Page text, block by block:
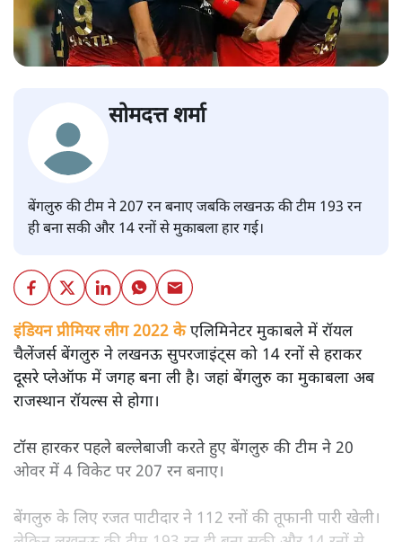
सोमदत्त शर्मा
बेंगलुरु की टीम ने 207 रन बनाए जबकि लखनऊ की टीम 193 रन
ही बना सकी और 14 रनों से मुकाबला हार गई।
इंडियन प्रीमियर लीग 2022 केएलिमिनेटर मुकाबले में रॉयल
चैलेंजर्स बेंगलुरु ने लखनऊ सुपरजाइंट्स को 14 रनों से हराकर
दूसरे प्लेऑफ में जगह बना ली है। जहां बेंगलुरु का मुकाबला अब
राजस्थान रॉयल्स से होगा।
टॉस हारकर पहले बल्लेबाजी करते हुए बेंगलुरु की टीम ने 20
ओवर में 4 विकेट पर 207 रन बनाए।
बेंगलुरु के लिए रजत पाटीदार ने 112 रनों की तूफानी पारी खेली।